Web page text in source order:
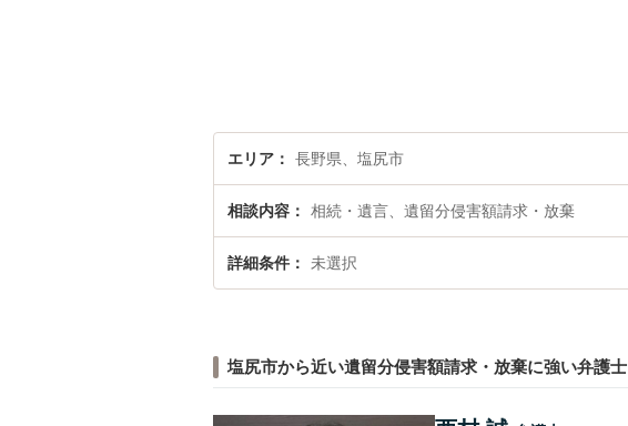
エリア 長野県、塩尻市
相談内容 相続・遺言、遺留分侵害額請求・放棄
詳細条件 未選択
塩尻市から近い遺留分侵害額請求・放棄に強い弁護士